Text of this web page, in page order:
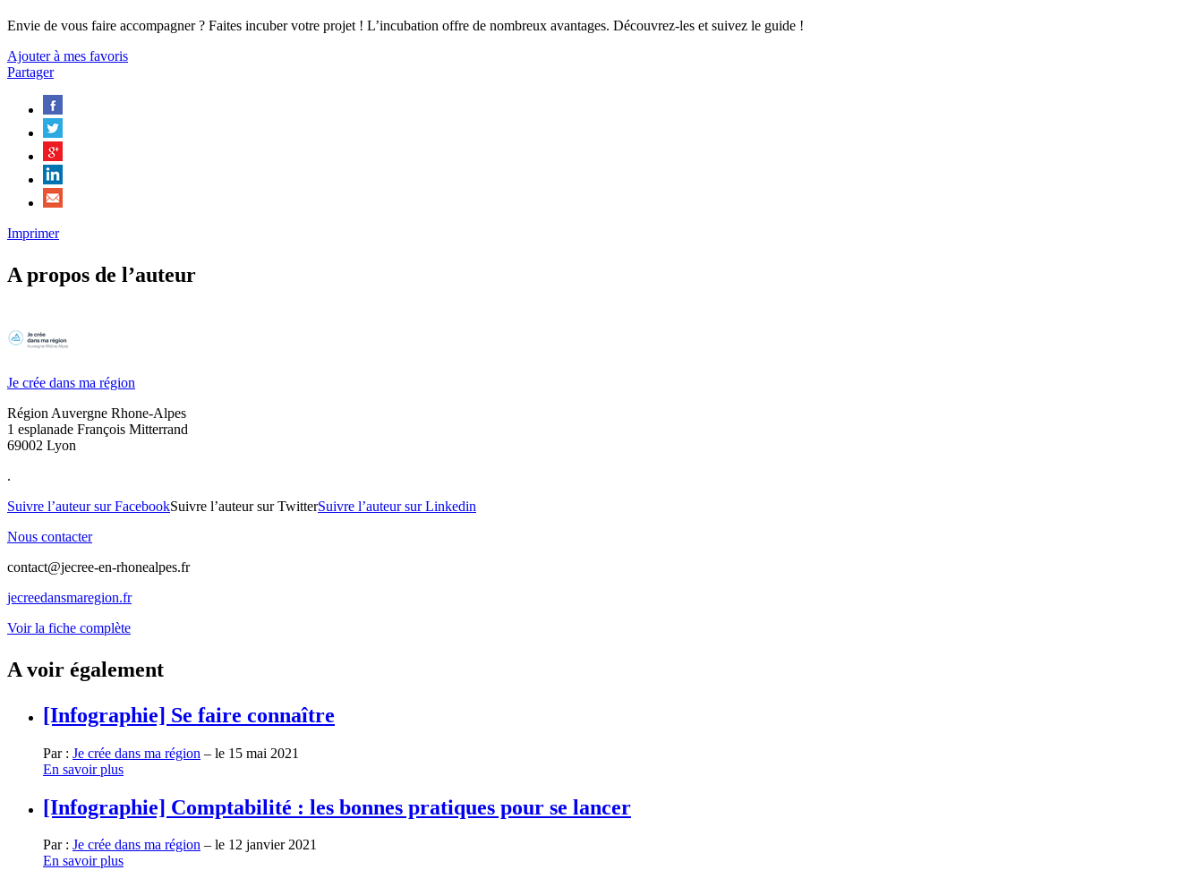
Envie de vous faire accompagner ? Faites incuber votre projet ! L’incubation offre de nombreux avantages. Découvrez-les et suivez le guide !
Ajouter à mes favoris
Partager
Imprimer
A propos de l’auteur
Je crée dans ma région
Région Auvergne Rhone-Alpes
1 esplanade François Mitterrand
69002 Lyon
.
Suivre l’auteur sur FacebookSuivre l’auteur sur TwitterSuivre l’auteur sur Linkedin
Nous contacter
contact@jecree-en-rhonealpes.fr
jecreedansmaregion.fr
Voir la fiche complète
A voir également
[Infographie] Se faire connaître
Par : Je crée dans ma région – le 15 mai 2021
En savoir plus
[Infographie] Comptabilité : les bonnes pratiques pour se lancer
Par : Je crée dans ma région – le 12 janvier 2021
En savoir plus